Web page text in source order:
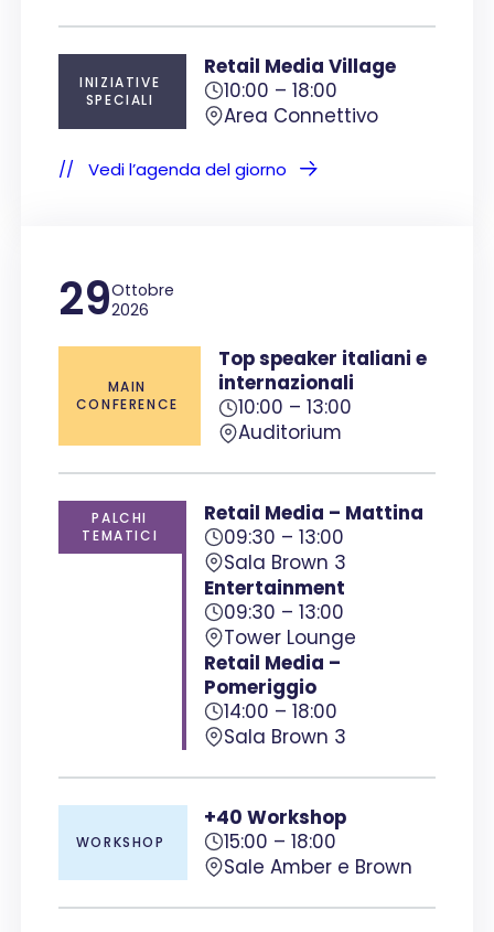
INIZIATIVE
SPECIALI
Retail Media Village
10:00 – 18:00
Area Connettivo
Vedi l’agenda del giorno
29Ottobre
2026
MAIN
CONFERENCE
Top speaker italiani e
internazionali
10:00 – 13:00
Auditorium
PALCHI
TEMATICI
Retail Media – Mattina
09:30 – 13:00
Sala Brown 3
Entertainment
09:30 – 13:00
Tower Lounge
Retail Media –
Pomeriggio
14:00 – 18:00
Sala Brown 3
WORKSHOP
+40Workshop
15:00 – 18:00
Sale Amber e Brown